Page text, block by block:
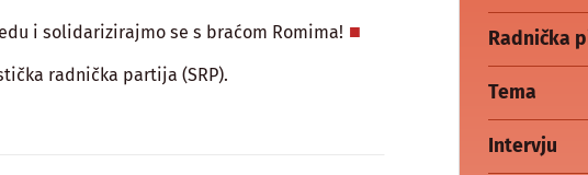
i solidarizirajmo se s braćom Romima!
radnička partija (SRP).
Radnička
Tema
Intervju